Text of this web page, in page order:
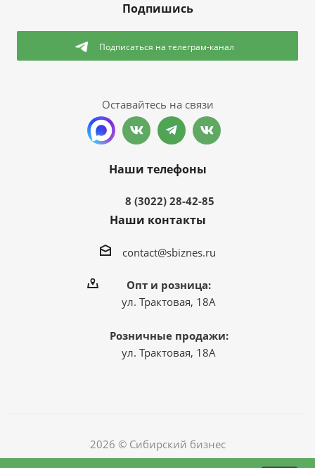
Подпишись
Подписаться на телеграм-канал
Оставайтесь на связи
Наши телефоны
8 (3022) 28-42-85
Наши контакты
contact@sbiznes.ru
Опт и розница:
ул. Трактовая, 18А
Розничные продажи:
ул. Трактовая, 18А
2026 © Сибирский бизнес